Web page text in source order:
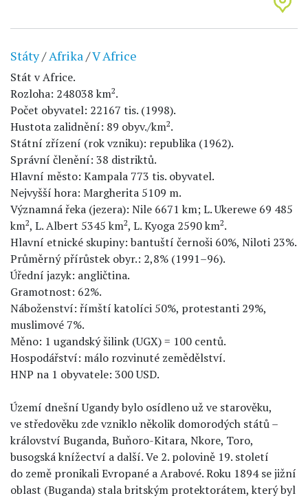
Státy/Afrika/V Africe
Stát v Africe.
Rozloha: 248038 km2.
Počet obyvatel: 22167 tis. (1998).
Hustota zalidnění: 89 obyv./km2.
Státní zřízení (rok vzniku): republika (1962).
Správní členění: 38 distriktů.
Hlavní město: Kampala 773 tis. obyvatel.
Nejvyšší hora: Margherita 5109 m.
Významná řeka (jezera): Nile 6671 km; L. Ukerewe 69 485
km2, L. Albert 5345 km2, L. Kyoga 2590 km2.
Hlavní etnické skupiny: bantuští černoši 60%, Niloti 23%.
Průměrný přírůstek obyr.: 2,8% (1991–96).
Úřední jazyk: angličtina.
Gramotnost: 62%.
Náboženství: římští katolíci 50%, protestanti 29%,
muslimové 7%.
Měno: 1 ugandský šilink (UGX) = 100 centů.
Hospodářství: málo rozvinuté zemědělství.
HNP na 1 obyvatele: 300 USD.
Území dnešní Ugandy bylo osídleno už ve starověku,
ve středověku zde vzniklo několik domorodých států –
království Buganda, Buňoro-Kitara, Nkore, Toro,
busogská knížectví a další. Ve 2. polovině 19. století
do země pronikali Evropané a Arabové. Roku 1894 se jižní
oblast (Buganda) stala britským protektorátem, který byl